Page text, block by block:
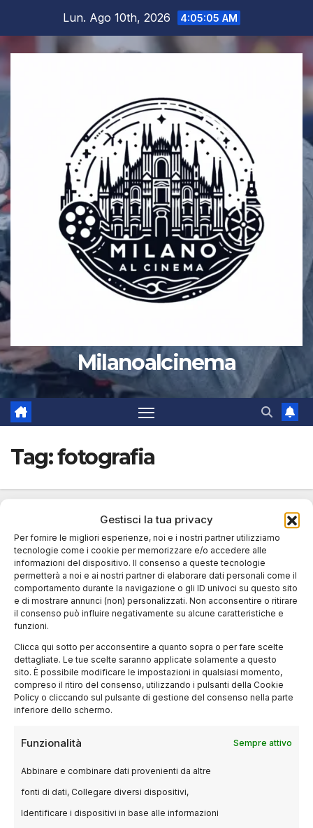
Gestisci la tua privacy
Per fornire le migliori esperienze, noi e i nostri partner utilizziamo
tecnologie come i cookie per memorizzare e/o accedere alle
informazioni del dispositivo. Il consenso a queste tecnologie
permetterà a noi e ai nostri partner di elaborare dati personali come il
comportamento durante la navigazione o gli ID univoci su questo sito
e di mostrare annunci (non) personalizzati. Non acconsentire o ritirare
il consenso può influire negativamente su alcune caratteristiche e
funzioni.
Clicca qui sotto per acconsentire a quanto sopra o per fare scelte
dettagliate. Le tue scelte saranno applicate solamente a questo
sito. È possibile modificare le impostazioni in qualsiasi momento,
compreso il ritiro del consenso, utilizzando i pulsanti della Cookie
Policy o cliccando sul pulsante di gestione del consenso nella parte
inferiore dello schermo.
Funzionalità Sempre attivo
Abbinare e combinare dati provenienti da altre
fonti di dati, Collegare diversi dispositivi,
Identificare i dispositivi in base alle informazioni
contenuto
Lun. Ago 10th, 2026 4:05:05 AM
Milanoalcinema
Tag:fotografia
Festival del Cinema di Milano:
partecipare
9 MAGGIO 2025 MARGHERITA SIMONETTA